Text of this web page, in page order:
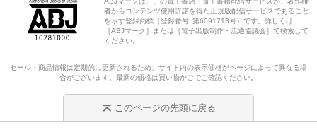
者からコンテンツ使用許諾を得た正規版配信サービスであること
を示す登録商標（登録番号 第6091713号）です。詳しくは
［ABJマーク］または［電子出版制作・流通協議会］で検索して
ください。
セール・商品情報は定期的に更新されるため、サイト内の表示価格がページによって異なる場
合がございます。最新の価格は買い物かごでご確認ください。
このページの先頭に戻る